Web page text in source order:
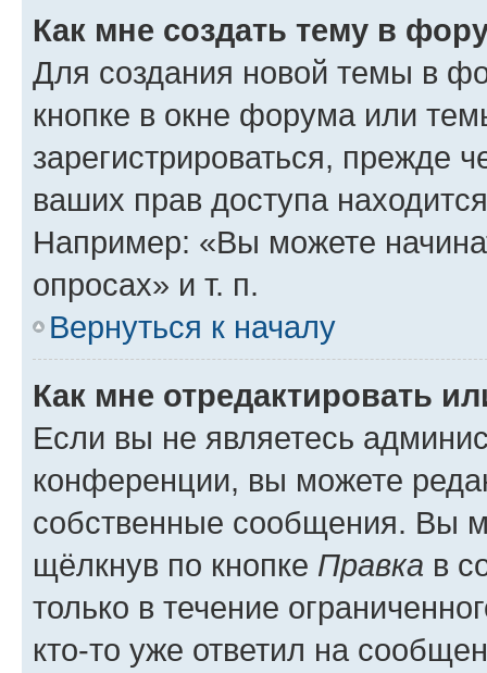
Как мне создать тему в
Для создания новой темы в
кнопке в окне форума или
зарегистрироваться, прежде
ваших прав доступа
Например: «Вы можете
опросах» и т. п.
Вернуться к началу
Как мне отредактировать
Если вы не являетесь
конференции, вы можете
собственные сообщения. Вы
щёлкнув по кнопке Правка в
только в течение
кто-то уже ответил на